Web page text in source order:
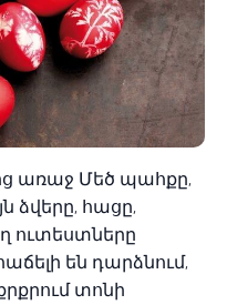
առաջ Մեծ պահքը,
ձվերը, հացը,
ուտեստները
են դարձնում,
տոնի